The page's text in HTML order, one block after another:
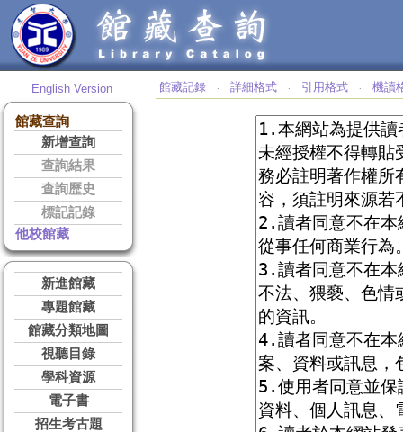
English Version
館藏查詢
新增查詢
查詢結果
查詢歷史
標記記錄
他校館藏
新進館藏
專題館藏
館藏分類地圖
視聽目錄
學科資源
電子書
招生考古題
館藏記錄 ‧ 詳細格式 ‧ 引用格式 ‧ 機讀